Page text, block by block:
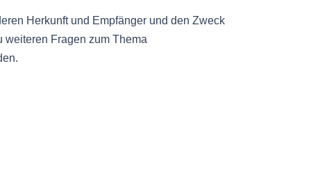
Herkunft und Empfänger und den Zweck
Fragen zum Thema